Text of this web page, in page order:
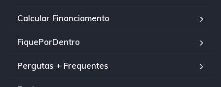
Calcular Financiamento
FiquePorDentro
Pergutas + Frequentes